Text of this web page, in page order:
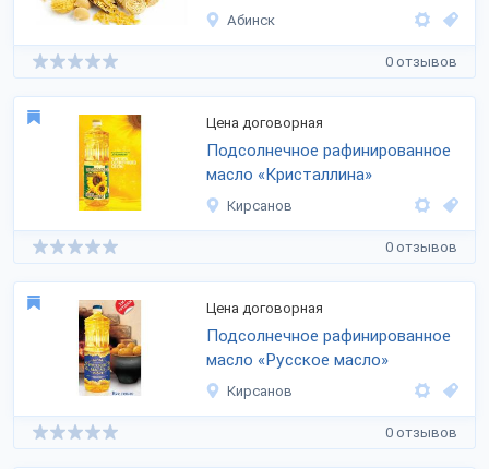
Абинск
0 отзывов
Цена договорная
Подсолнечное рафинированное
масло «Кристаллина»
Кирсанов
0 отзывов
Цена договорная
Подсолнечное рафинированное
масло «Русское масло»
Кирсанов
0 отзывов